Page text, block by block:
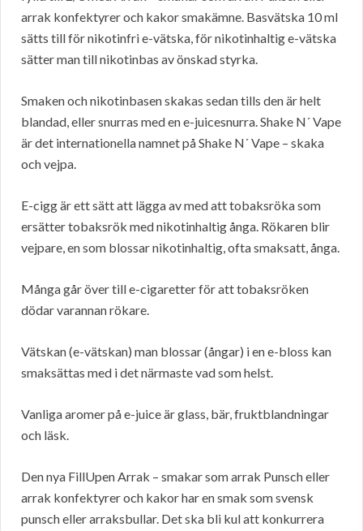
arrak konfektyrer och kakor smakämne. Basvätska 10 ml
sätts till för nikotinfri e-vätska, för nikotinhaltig e-vätska
sätter man till nikotinbas av önskad styrka.
Smaken och nikotinbasen skakas sedan tills den är helt
blandad, eller snurras med en e-juicesnurra. Shake N´ Vape
är det internationella namnet på Shake N´ Vape – skaka
och vejpa.
E-cigg är ett sätt att lägga av med att tobaksröka som
ersätter tobaksrök med nikotinhaltig ånga. Rökaren blir
vejpare, en som blossar nikotinhaltig, ofta smaksatt, ånga.
Många går över till e-cigaretter för att tobaksröken
dödar varannan rökare.
Vätskan (e-vätskan) man blossar (ångar) i en e-bloss kan
smaksättas med i det närmaste vad som helst.
Vanliga aromer på e-juice är glass, bär, fruktblandningar
och läsk.
Den nya FillUpen Arrak – smakar som arrak Punsch eller
arrak konfektyrer och kakor har en smak som svensk
punsch eller arraksbullar. Det ska bli kul att konkurrera